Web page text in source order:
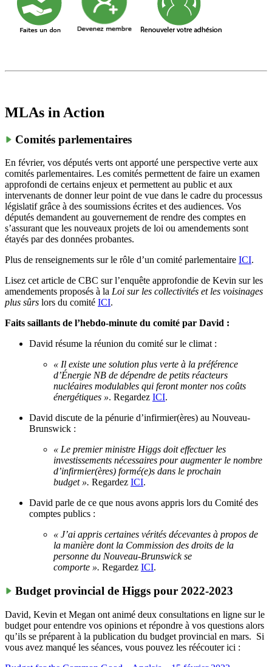
MLAs in Action
Comités parlementaires
En février, vos députés verts ont apporté une perspective verte aux
comités parlementaires. Les comités permettent de faire un examen
approfondi de certains enjeux et permettent au public et aux
intervenants de donner leur point de vue dans le cadre du processus
législatif grâce à des soumissions écrites et des audiences. Vos
députés demandent au gouvernement de rendre des comptes en
s’assurant que les nouveaux projets de loi ou amendements sont
étayés par des données probantes.
Plus de renseignements sur le rôle d’un comité parlementaire ICI.
Lisez cet article de CBC sur l’enquête approfondie de Kevin sur les
amendements proposés à la Loi sur les collectivités et les voisinages
plus sûrs lors du comité ICI.
Faits saillants de l’hebdo-minute du comité par David :
David résume la réunion du comité sur le climat :
« Il existe une solution plus verte à la préférence
d’Énergie NB de dépendre de petits réacteurs
nucléaires modulables qui feront monter nos coûts
énergétiques ». Regardez ICI.
David discute de la pénurie d’infirmier(ères) au Nouveau-
Brunswick :
« Le premier ministre Higgs doit effectuer les
investissements nécessaires pour augmenter le nombre
d’infirmier(ères) formé(e)s dans le prochain
budget ». Regardez ICI.
David parle de ce que nous avons appris lors du Comité des
comptes publics :
« J’ai appris certaines vérités décevantes à propos de
la manière dont la Commission des droits de la
personne du Nouveau-Brunswick se
comporte ». Regardez ICI.
Budget provincial de Higgs pour 2022-2023
David, Kevin et Megan ont animé deux consultations en ligne sur le
budget pour entendre vos opinions et répondre à vos questions alors
qu’ils se préparent à la publication du budget provincial en mars. Si
vous avez manqué les séances, vous pouvez les réécouter ici :